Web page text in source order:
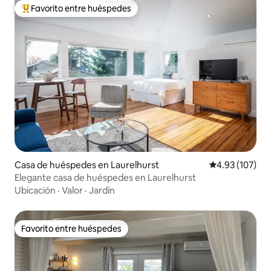
De los mejores en Favorito entre huéspedes
Favorito entre huéspedes
Casa de huéspedes en Laurelhurst Calificación
4.93 (107)
Elegante casa de huéspedes en Laurelhurst
Ubicación · Valor · Jardín
Favorito entre huéspedes
Favorito entre huéspedes